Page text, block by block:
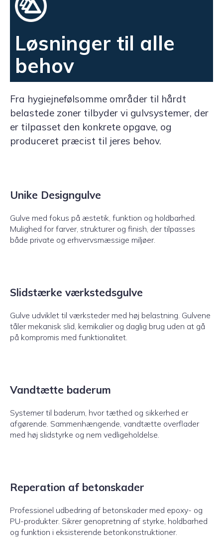
Løsninger til alle
behov
Fra hygiejnefølsomme områder til hårdt
belastede zoner tilbyder vi gulvsystemer, der
er tilpasset den konkrete opgave, og
produceret præcist til jeres behov.
Unike Designgulve
Gulve med fokus på æstetik, funktion og holdbarhed.
Mulighed for farver, strukturer og finish, der tilpasses
både private og erhvervsmæssige miljøer.
Slidstærke værkstedsgulve
Gulve udviklet til værksteder med høj belastning. Gulvene
tåler mekanisk slid, kemikalier og daglig brug uden at gå
på kompromis med funktionalitet.
Vandtætte baderum
Systemer til baderum, hvor tæthed og sikkerhed er
afgørende. Sammenhængende, vandtætte overflader
med høj slidstyrke og nem vedligeholdelse.
Reperation af betonskader
Professionel udbedring af betonskader med epoxy- og
PU-produkter. Sikrer genopretning af styrke, holdbarhed
og funktion i eksisterende betonkonstruktioner.